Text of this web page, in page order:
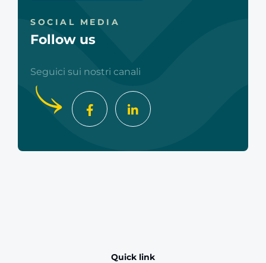
SOCIAL MEDIA
Follow us
Seguici sui nostri canali
Quick link